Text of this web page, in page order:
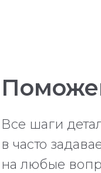
Все шаги
в часто
на любые